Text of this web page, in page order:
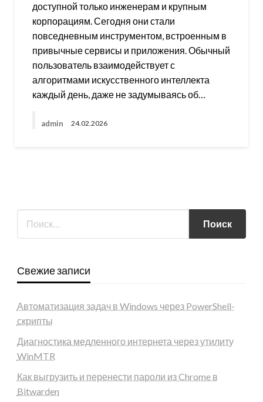
доступной только инженерам и крупным
корпорациям. Сегодня они стали
повседневным инструментом, встроенным в
привычные сервисы и приложения. Обычный
пользователь взаимодействует с
алгоритмами искусственного интеллекта
каждый день, даже не задумываясь об…
admin 24.02.2026
Свежие записи
Автоматизация задач в Windows через PowerShell-
скрипты
Диагностика медленного интернета через утилиту
WinMTR
Как выгрузить и перенести пароли из Chrome в
Bitwarden